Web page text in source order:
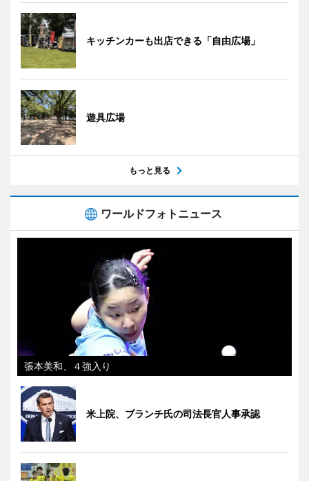
キッチンカーも出店できる「自由広場」
遊具広場
もっと見る
ワールドフォトニュース
張本美和、４強入り
米上院、ブランチ氏の司法長官人事承認